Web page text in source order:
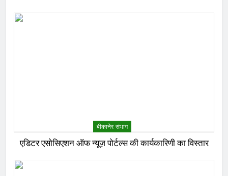
बीकानेर संभाग
एडिटर एसोसिएशन ऑफ न्यूज़ पोर्टल्स की कार्यकारिणी का विस्तार